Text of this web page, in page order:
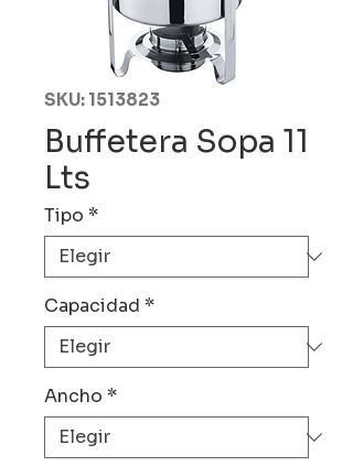
SKU: 1513823
Buffetera Sopa 11
Lts
Tipo *
Capacidad *
Ancho *